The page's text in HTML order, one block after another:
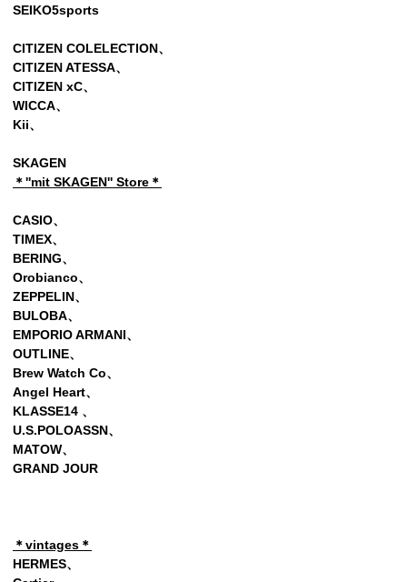
SEIKO5sports
CITIZEN COLELECTION、
CITIZEN ATESSA、
CITIZEN xC、
WICCA、
Kii、
SKAGEN
＊''mit SKAGEN'' Store＊
CASIO、
TIMEX、
BERING、
Orobianco、
ZEPPELIN、
BULOBA、
EMPORIO ARMANI、
OUTLINE、
Brew Watch Co、
Angel Heart、
KLASSE14 、
U.S.POLOASSN、
MATOW、
GRAND JOUR
＊vintages＊
HERMES、